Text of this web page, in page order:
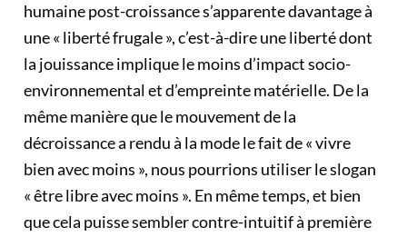
humaine post-croissance s’apparente davantage à
une « liberté frugale », c’est-à-dire une liberté dont
la jouissance implique le moins d’impact socio-
environnemental et d’empreinte matérielle. De la
même manière que le mouvement de la
décroissance a rendu à la mode le fait de « vivre
bien avec moins », nous pourrions utiliser le slogan
« être libre avec moins ». En même temps, et bien
que cela puisse sembler contre-intuitif à première